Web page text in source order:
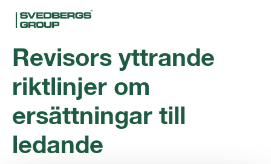
Revisors yttrande
riktlinjer om
ersättningar till
ledande